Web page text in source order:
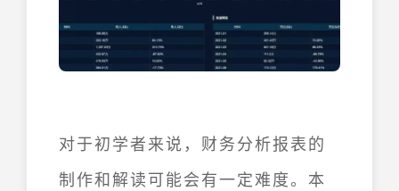
对于初学者来说，财务分析报表的
制作和解读可能会有一定难度。本